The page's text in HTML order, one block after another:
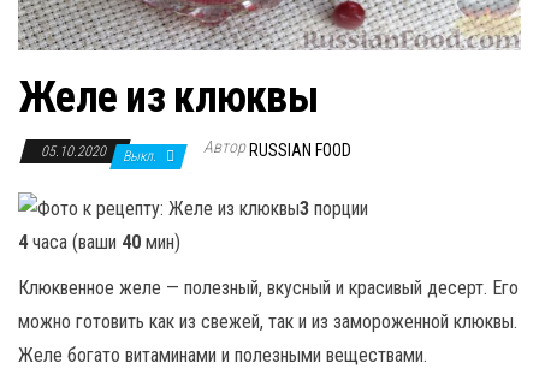
Желе из клюквы
05.10.2020 Выкл. Автор RUSSIAN FOOD
3 порции
4часа (ваши 40 мин)
Клюквенное желе — полезный, вкусный и красивый десерт. Его
можно готовить как из свежей, так и из замороженной клюквы.
Желе богато витаминами и полезными веществами.